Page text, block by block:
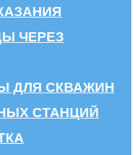
ЧЕРЕЗ
ДЛЯ СКВАЖИН
СТАНЦИЙ